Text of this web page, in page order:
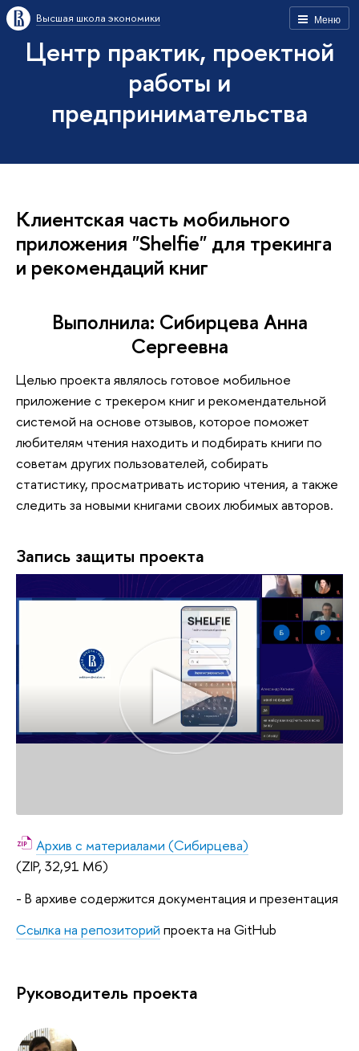
Меню
Высшая школа экономики
Центр практик, проектной
работы и
предпринимательства
Клиентская часть мобильного
приложения "Shelfie" для трекинга
и рекомендаций книг
Выполнила: Сибирцева Анна
Сергеевна
Целью проекта являлось готовое мобильное
приложение с трекером книг и рекомендательной
системой на основе отзывов, которое поможет
любителям чтения находить и подбирать книги по
советам других пользователей, собирать
статистику, просматривать историю чтения, а также
следить за новыми книгами своих любимых авторов.
Запись защиты проекта
Архив с материалами (Сибирцева)
(ZIP, 32,91 Мб)
- В архиве содержится документация и презентация
Ссылка на репозиторий проекта на GitHub
Руководитель проекта